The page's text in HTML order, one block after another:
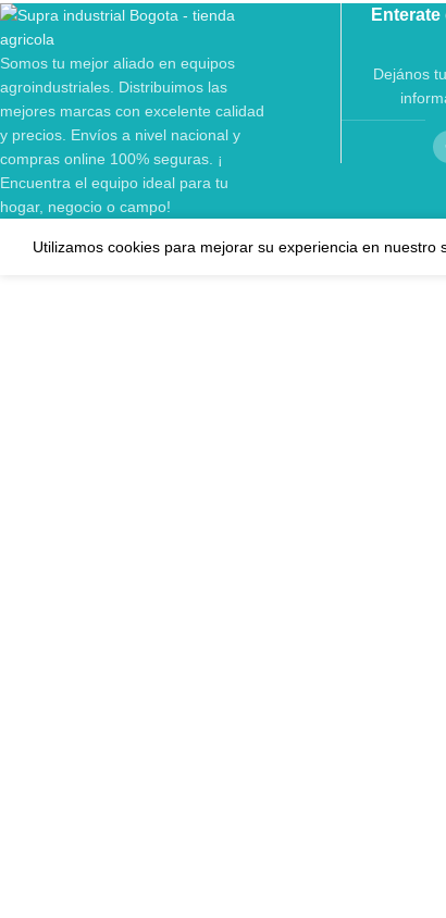
Somos tu mejor aliado en equipos
agroindustriales. Distribuimos las
mejores marcas con excelente calidad
y precios. Envíos a nivel nacional y
compras online 100% seguras. ¡
Encuentra el equipo ideal para tu
hogar, negocio o campo!
Dejános
Utilizamos cookies para mejorar su experiencia en